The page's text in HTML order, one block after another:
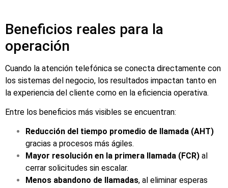
Beneficios reales para la
operación
Cuando la atención telefónica se conecta directamente con
los sistemas del negocio, los resultados impactan tanto en
la experiencia del cliente como en la eficiencia operativa.
Entre los beneficios más visibles se encuentran:
Reducción del tiempo promedio de llamada (AHT)
gracias a procesos más ágiles.
Mayor resolución en la primera llamada (FCR) al
cerrar solicitudes sin escalar.
Menos abandono de llamadas, al eliminar esperas